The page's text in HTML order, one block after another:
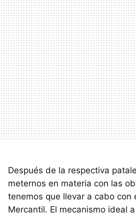
Después de la respectiva
meternos en materia con las
tenemos que llevar a cabo con
Mercantil. El mecanismo ideal